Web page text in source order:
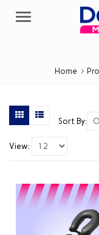
Menu
Home
Sort By:
View: